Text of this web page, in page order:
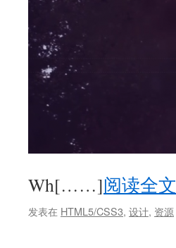
Wh[……]阅读全文
发表在 HTML5/CSS3, 设计, 资源